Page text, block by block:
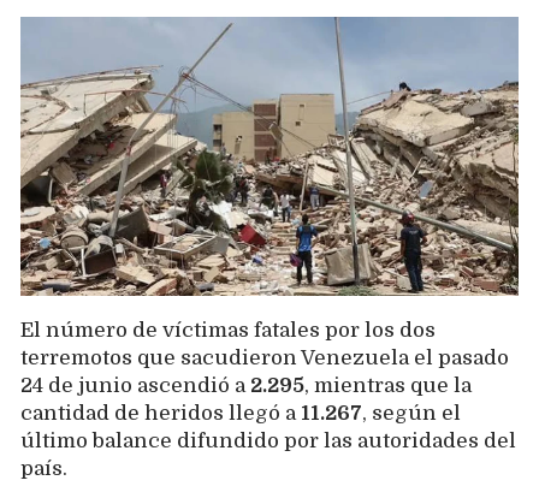
El número de víctimas fatales por los dos
terremotos que sacudieron Venezuela el pasado
24 de junio ascendió a 2.295, mientras que la
cantidad de heridos llegó a 11.267, según el
último balance difundido por las autoridades del
país.